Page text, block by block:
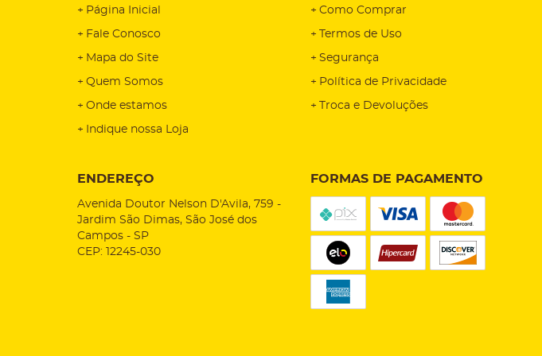
Página Inicial
Fale Conosco
Mapa do Site
Quem Somos
Onde estamos
Indique nossa Loja
Como Comprar
Termos de Uso
Segurança
Política de Privacidade
Troca e Devoluções
ENDEREÇO
Avenida Doutor Nelson D'Avila, 759 -
Jardim São Dimas, São José dos
Campos - SP
CEP: 12245-030
FORMAS DE PAGAMENTO